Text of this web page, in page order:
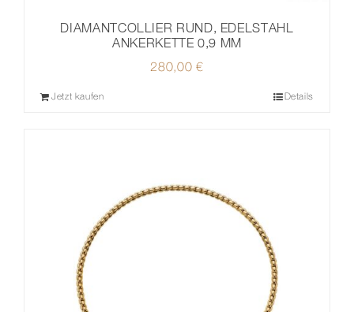
DIAMANTCOLLIER RUND, EDELSTAHL
ANKERKETTE 0,9 MM
280,00 €
Jetzt kaufen Details